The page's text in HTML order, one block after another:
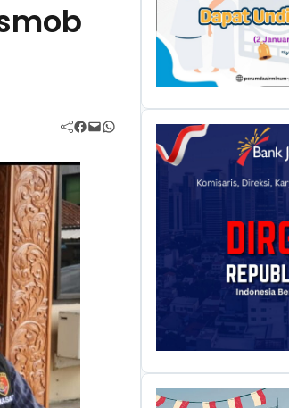
Facebook Mail WhatsApp